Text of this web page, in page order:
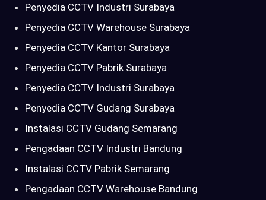
Penyedia CCTV Industri Surabaya
Penyedia CCTV Warehouse Surabaya
Penyedia CCTV Kantor Surabaya
Penyedia CCTV Pabrik Surabaya
Penyedia CCTV Industri Surabaya
Penyedia CCTV Gudang Surabaya
Instalasi CCTV Gudang Semarang
Pengadaan CCTV Industri Bandung
Instalasi CCTV Pabrik Semarang
Pengadaan CCTV Warehouse Bandung